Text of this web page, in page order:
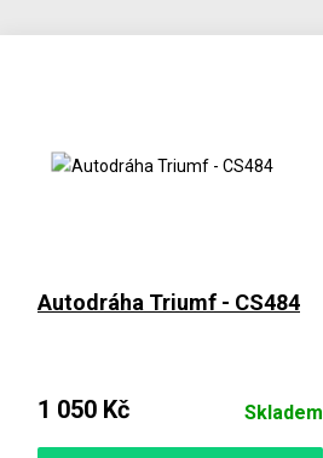
Autodráha Triumf - CS484
1 050 Kč Skladem